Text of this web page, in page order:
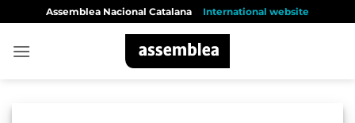
content
Assemblea Nacional Catalana International website